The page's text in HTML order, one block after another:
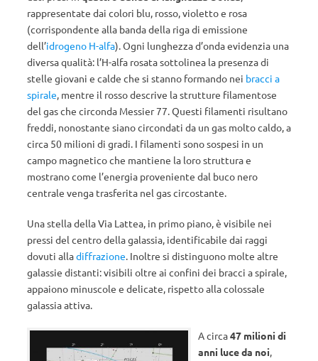
rappresentate dai colori blu, rosso, violetto e rosa
(corrispondente alla banda della riga di emissione
dell’idrogeno H-alfa). Ogni lunghezza d’onda evidenzia una
diversa qualità: l’H-alfa rosata sottolinea la presenza di
stelle giovani e calde che si stanno formando nei bracci a
spirale, mentre il rosso descrive la strutture filamentose
del gas che circonda Messier 77. Questi filamenti risultano
freddi, nonostante siano circondati da un gas molto caldo, a
circa 50 milioni di gradi. I filamenti sono sospesi in un
campo magnetico che mantiene la loro struttura e
mostrano come l’energia proveniente dal buco nero
centrale venga trasferita nel gas circostante.
Una stella della Via Lattea, in primo piano, è visibile nei
pressi del centro della galassia, identificabile dai raggi
dovuti alladiffrazione. Inoltre si distinguono molte altre
galassie distanti: visibili oltre ai confini dei bracci a spirale,
appaiono minuscole e delicate, rispetto alla colossale
galassia attiva.
A circa47 milioni di
anni luce da noi,